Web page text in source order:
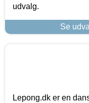
udvalg.
Se
Lepong.dk er en